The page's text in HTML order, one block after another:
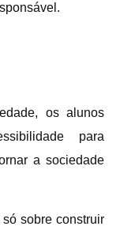
os alunos
para
a sociedade
sobre construir